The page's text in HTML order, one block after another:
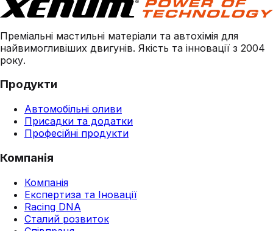
Преміальні мастильні матеріали та автохімія для
найвимогливіших двигунів. Якість та інновації з 2004
року.
Продукти
Автомобільні оливи
Присадки та додатки
Професійні продукти
Компанія
Компанія
Експертиза та Іновації
Racing DNA
Сталий розвиток